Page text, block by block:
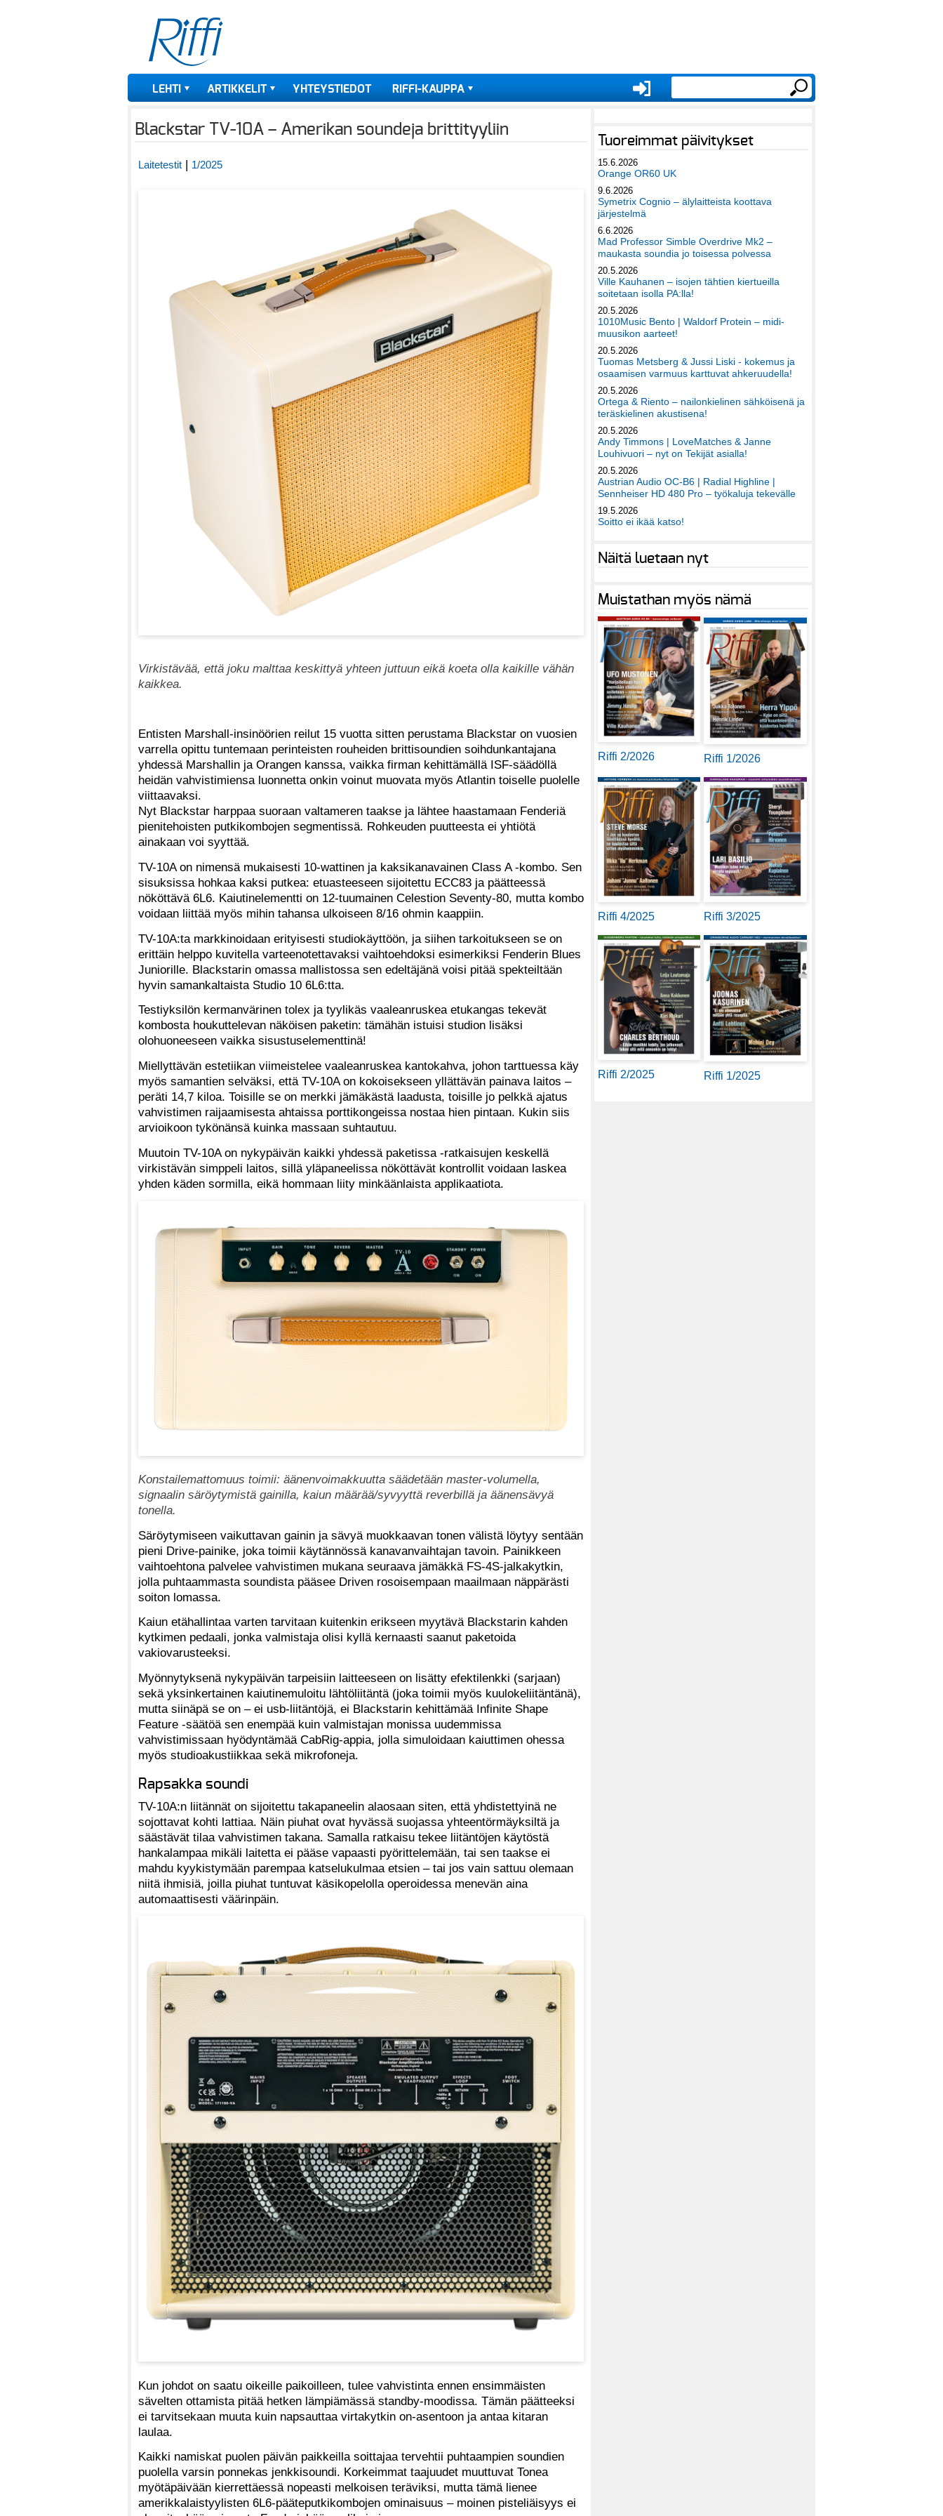
LEHTI ARTIKKELIT YHTEYSTIEDOT RIFFI-KAUPPA
Blackstar TV-10A – Amerikan soundeja brittityyliin
Laitetestit | 1/2025
Virkistävää, että joku malttaa keskittyä yhteen juttuun eikä koeta olla kaikille vähän
kaikkea.
Entisten Marshall-insinöörien reilut 15 vuotta sitten perustama Blackstar on vuosien
varrella opittu tuntemaan perinteisten rouheiden brittisoundien soihdunkantajana
yhdessä Marshallin ja Orangen kanssa, vaikka firman kehittämällä ISF-säädöllä
heidän vahvistimiensa luonnetta onkin voinut muovata myös Atlantin toiselle puolelle
viittaavaksi.
Nyt Blackstar harppaa suoraan valtameren taakse ja lähtee haastamaan Fenderiä
pienitehoisten putkikombojen segmentissä. Rohkeuden puutteesta ei yhtiötä
ainakaan voi syyttää.
TV-10A on nimensä mukaisesti 10-wattinen ja kaksikanavainen Class A -kombo. Sen
sisuksissa hohkaa kaksi putkea: etuasteeseen sijoitettu ECC83 ja päätteessä
nököttävä 6L6. Kaiutinelementti on 12-tuumainen Celestion Seventy-80, mutta kombo
voidaan liittää myös mihin tahansa ulkoiseen 8/16 ohmin kaappiin.
TV-10A:ta markkinoidaan erityisesti studiokäyttöön, ja siihen tarkoitukseen se on
erittäin helppo kuvitella varteenotettavaksi vaihtoehdoksi esimerkiksi Fenderin Blues
Juniorille. Blackstarin omassa mallistossa sen edeltäjänä voisi pitää spekteiltään
hyvin samankaltaista Studio 10 6L6:tta.
Testiyksilön kermanvärinen tolex ja tyylikäs vaaleanruskea etukangas tekevät
kombosta houkuttelevan näköisen paketin: tämähän istuisi studion lisäksi
olohuoneeseen vaikka sisustuselementtinä!
Miellyttävän estetiikan viimeistelee vaaleanruskea kantokahva, johon tarttuessa käy
myös samantien selväksi, että TV-10A on kokoisekseen yllättävän painava laitos –
peräti 14,7 kiloa. Toisille se on merkki jämäkästä laadusta, toisille jo pelkkä ajatus
vahvistimen raijaamisesta ahtaissa porttikongeissa nostaa hien pintaan. Kukin siis
arvioikoon tykönänsä kuinka massaan suhtautuu.
Muutoin TV-10A on nykypäivän kaikki yhdessä paketissa -ratkaisujen keskellä
virkistävän simppeli laitos, sillä yläpaneelissa nököttävät kontrollit voidaan laskea
yhden käden sormilla, eikä hommaan liity minkäänlaista applikaatiota.
Konstailemattomuus toimii: äänenvoimakkuutta säädetään master-volumella,
signaalin säröytymistä gainilla, kaiun määrää/syvyyttä reverbillä ja äänensävyä
tonella.
Säröytymiseen vaikuttavan gainin ja sävyä muokkaavan tonen välistä löytyy sentään
pieni Drive-painike, joka toimii käytännössä kanavanvaihtajan tavoin. Painikkeen
vaihtoehtona palvelee vahvistimen mukana seuraava jämäkkä FS-4S-jalkakytkin,
jolla puhtaammasta soundista pääsee Driven rosoisempaan maailmaan näppärästi
soiton lomassa.
Kaiun etähallintaa varten tarvitaan kuitenkin erikseen myytävä Blackstarin kahden
kytkimen pedaali, jonka valmistaja olisi kyllä kernaasti saanut paketoida
vakiovarusteeksi.
Myönnytyksenä nykypäivän tarpeisiin laitteeseen on lisätty efektilenkki (sarjaan)
sekä yksinkertainen kaiutinemuloitu lähtöliitäntä (joka toimii myös kuulokeliitäntänä),
mutta siinäpä se on – ei usb-liitäntöjä, ei Blackstarin kehittämää Infinite Shape
Feature -säätöä sen enempää kuin valmistajan monissa uudemmissa
vahvistimissaan hyödyntämää CabRig-appia, jolla simuloidaan kaiuttimen ohessa
myös studioakustiikkaa sekä mikrofoneja.
Rapsakka soundi
TV-10A:n liitännät on sijoitettu takapaneelin alaosaan siten, että yhdistettyinä ne
sojottavat kohti lattiaa. Näin piuhat ovat hyvässä suojassa yhteentörmäyksiltä ja
säästävät tilaa vahvistimen takana. Samalla ratkaisu tekee liitäntöjen käytöstä
hankalampaa mikäli laitetta ei pääse vapaasti pyörittelemään, tai sen taakse ei
mahdu kyykistymään parempaa katselukulmaa etsien – tai jos vain sattuu olemaan
niitä ihmisiä, joilla piuhat tuntuvat käsikopelolla operoidessa menevän aina
automaattisesti väärinpäin.
Kun johdot on saatu oikeille paikoilleen, tulee vahvistinta ennen ensimmäisten
sävelten ottamista pitää hetken lämpiämässä standby-moodissa. Tämän päätteeksi
ei tarvitsekaan muuta kuin napsauttaa virtakytkin on-asentoon ja antaa kitaran
laulaa.
Kaikki namiskat puolen päivän paikkeilla soittajaa tervehtii puhtaampien soundien
puolella varsin ponnekas jenkkisoundi. Korkeimmat taajuudet muuttuvat Tonea
myötäpäivään kierrettäessä nopeasti melkoisen teräviksi, mutta tämä lienee
amerikkalaistyylisten 6L6-pääteputkikombojen ominaisuus – moinen pisteliäisyys ei
Tuoreimmat päivitykset
15.6.2026
Orange OR60 UK
9.6.2026
Symetrix Cognio – älylaitteista koottava
järjestelmä
6.6.2026
Mad Professor Simble Overdrive Mk2 –
maukasta soundia jo toisessa polvessa
20.5.2026
Ville Kauhanen – isojen tähtien kiertueilla
soitetaan isolla PA:lla!
20.5.2026
1010Music Bento | Waldorf Protein – midi-
muusikon aarteet!
20.5.2026
Tuomas Metsberg & Jussi Liski - kokemus ja
osaamisen varmuus karttuvat ahkeruudella!
20.5.2026
Ortega & Riento – nailonkielinen sähköisenä ja
teräskielinen akustisena!
20.5.2026
Andy Timmons | LoveMatches & Janne
Louhivuori – nyt on Tekijät asialla!
20.5.2026
Austrian Audio OC-B6 | Radial Highline |
Sennheiser HD 480 Pro – työkaluja tekevälle
19.5.2026
Soitto ei ikää katso!
Näitä luetaan nyt
Muistathan myös nämä
Riffi 2/2026 Riffi 1/2026
Riffi 4/2025 Riffi 3/2025
Riffi 2/2025 Riffi 1/2025